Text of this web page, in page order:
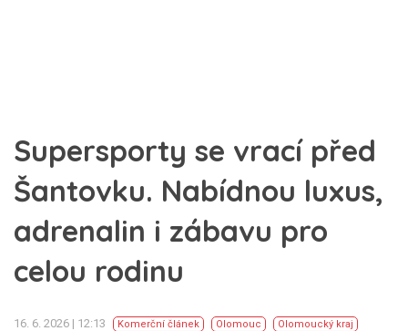
Supersporty se vrací před
Šantovku. Nabídnou luxus,
adrenalin i zábavu pro
celou rodinu
16. 6. 2026 | 12:13 Komerční článek Olomouc
Olomoucký kraj